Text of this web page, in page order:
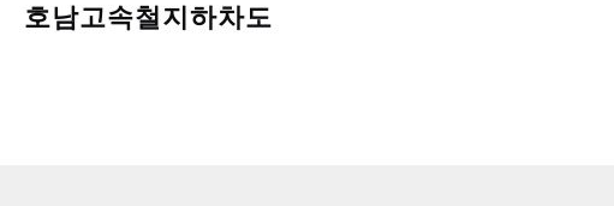
호남고속철지하차도